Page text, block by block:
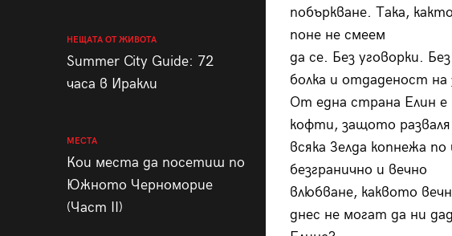
НЕЩАТА ОТ ЖИВОТА
Summer City Guide: 72
часа в Иракли
МЕСТА
Кои места да посетиш по
Южното Черноморие
(Част II)
побъркване. Така,
поне не смеем
да се. Без уговорки.
болка и отдаденост на
От една страна Елин
кофти, защото
всяка Зелда копнежа
безгранично и вечно
влюбване, каквото
днес не могат да ни